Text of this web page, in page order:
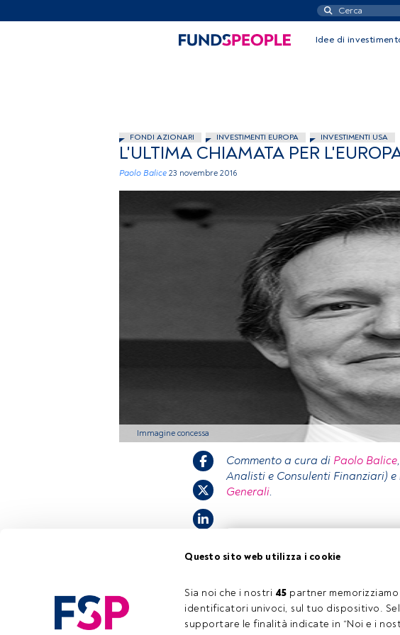
Questo sito web utilizza i cookie
Sia noi che i nostri 45 partner
identificatori univoci, sul tuo dispositivo.
supportare le finalità indicate in “Noi e i
Idee di
FONDI AZIONARI INVESTIMENTI EUROPA INVESTIMENTI USA
L'ULTIMA CHIAMATA PER
Paolo Balice 23 novembre 2016
Immagine concessa
Tempo di lettura: 4 min.
Commento a cura di Paolo Balice
Analisti e Consulenti Finanziari)
Generali.
accedi tramite il pulsante Login.